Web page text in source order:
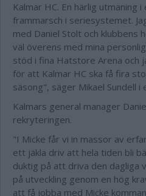
Kalmar HC. En härlig utmaning
frammarsch i seriesystemet.
med Daniel Stolt och klubbens
väl överens med mina
stöd i fina Hatstore Arena och
för att Kalmar HC ska få fira
säsong", säger Mikael Sundell
Kalmars general manager
rekryteringen.
"I Micke får vi in massor av
ett jäkla driv att hela tiden bli
duktig på att driva den dagliga
på utveckling genom en hög
att få jobba med Micke